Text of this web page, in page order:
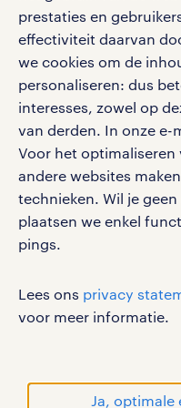
prestaties en
effectiviteit daarvan
we cookies om de
personaliseren: dus
interesses, zowel op
van derden. In onze e-
Voor het
andere websites
technieken. Wil je
plaatsen we enkel
pings.
Lees ons privacy
voor meer informatie.
Ja, optimale
social media
Volg ons voor de
vacatures, solliciteren
werken bij randstad
privacystatement
cookies
handelsmerken van